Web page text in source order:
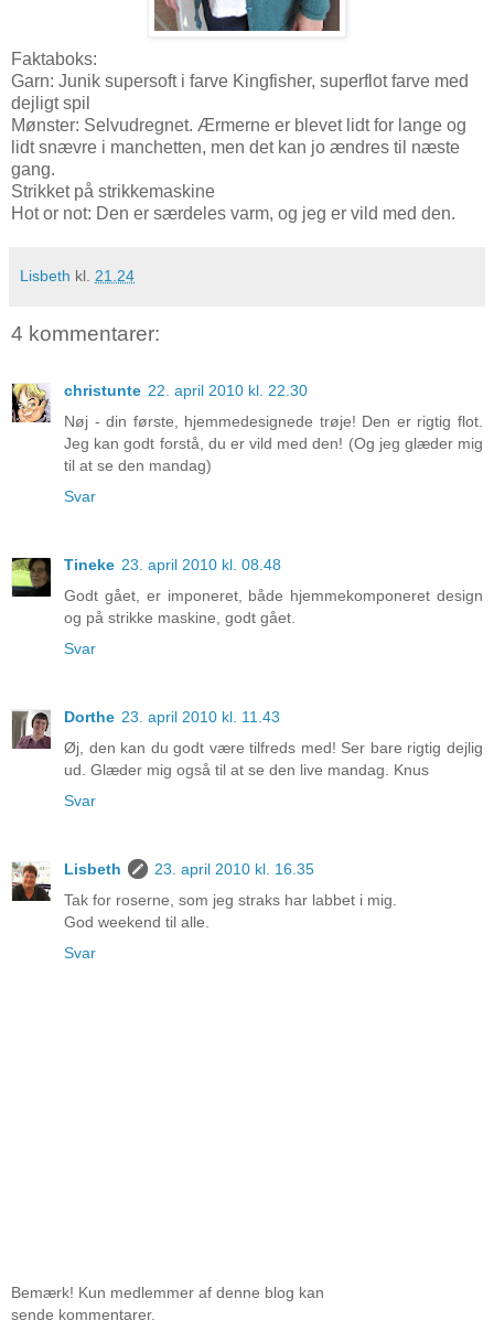
Faktaboks:
Garn: Junik supersoft i farve Kingfisher, superflot farve med
dejligt spil
Mønster: Selvudregnet. Ærmerne er blevet lidt for lange og
lidt snævre i manchetten, men det kan jo ændres til næste
gang.
Strikket på strikkemaskine
Hot or not: Den er særdeles varm, og jeg er vild med den.
Lisbeth kl. 21.24
4 kommentarer:
christunte 22. april 2010 kl. 22.30
Nøj - din første, hjemmedesignede trøje! Den er rigtig flot.
Jeg kan godt forstå, du er vild med den! (Og jeg glæder mig
til at se den mandag)
Svar
Tineke 23. april 2010 kl. 08.48
Godt gået, er imponeret, både hjemmekomponeret design
og på strikke maskine, godt gået.
Svar
Dorthe 23. april 2010 kl. 11.43
Øj, den kan du godt være tilfreds med! Ser bare rigtig dejlig
ud. Glæder mig også til at se den live mandag. Knus
Svar
Lisbeth
23. april 2010 kl. 16.35
Tak for roserne, som jeg straks har labbet i mig.
God weekend til alle.
Svar
Bemærk! Kun medlemmer af denne blog kan
sende kommentarer.